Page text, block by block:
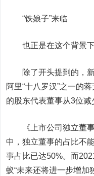
“铁娘子”来临
也正是在这个背景下
除了开头提到的，新
阿里“十八罗汉”之一的
的股东代表董事从3位减
《上市公司独立董事
中，独立董事的占比不
事占比已达50%。而
蚁“未来还将进一步增加